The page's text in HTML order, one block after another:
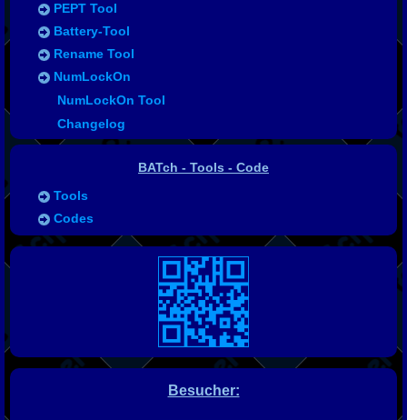
PEPT Tool
Battery-Tool
Rename Tool
NumLockOn
NumLockOn Tool
Changelog
Tool Support
weitere VB Progamme
BATch - Tools - Code
Tools
Codes
Besucher: